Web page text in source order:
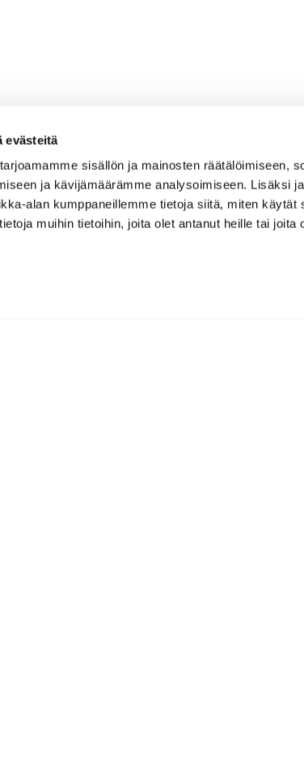
evästeitä
sisällön ja mainosten räätälöimiseen,
ja kävijämäärämme analysoimiseen. Lisäksi
alan kumppaneillemme tietoja siitä, miten käytät
muihin tietoihin, joita olet antanut heille tai